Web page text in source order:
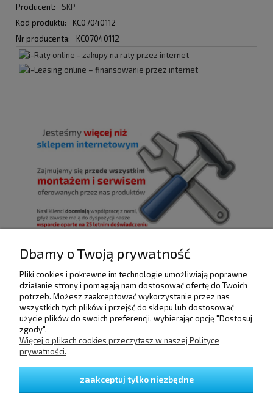
Producent:
SKP
Kod produktu:
KC07040112
Nr producenta:
KC07040112
POMOC
DOSTAWA I PŁATNOŚCI
Dbamy o Twoją prywatność
Pliki cookies i pokrewne im technologie umożliwiają poprawne
działanie strony i pomagają nam dostosować ofertę do Twoich
potrzeb. Możesz zaakceptować wykorzystanie przez nas
wszystkich tych plików i przejść do sklepu lub dostosować
użycie plików do swoich preferencji, wybierając opcję "Dostosuj
zgody".
Więcej o plikach cookies przeczytasz w naszej Polityce
prywatności.
zaakceptuj tylko niezbędne